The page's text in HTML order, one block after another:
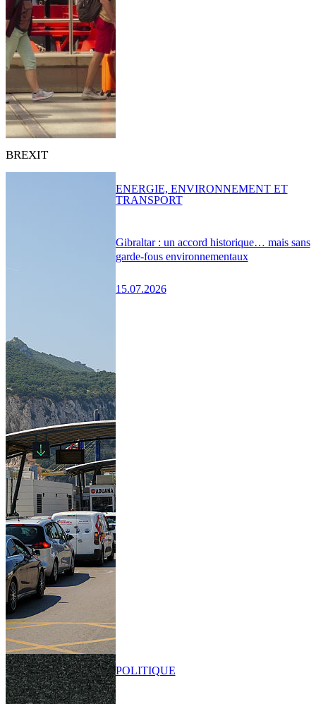
BREXIT
Gibraltar : un accord historique… mais sans
garde-fous environnementaux
15.07.2026
ENERGIE, ENVIRONNEMENT ET
TRANSPORT
POLITIQUE